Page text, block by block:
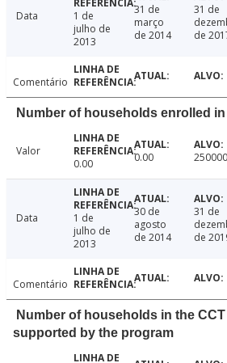
Data
1 de
julho de
2013
31 de
março
de 2014
31 de
de
Comentário
Number of households enrolled
Valor
0.00
0.00
Data
1 de
julho de
2013
30 de
agosto
de 2014
31 de
de
Comentário
Number of households in the
supported by the program